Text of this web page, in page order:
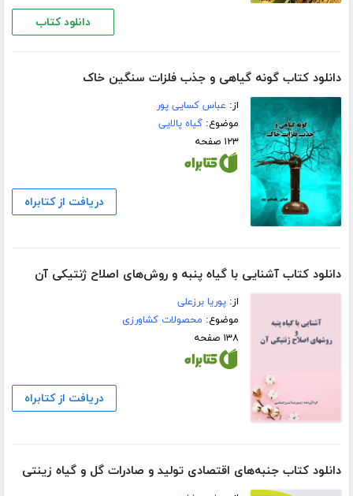
دانلود کتاب
دانلود کتاب گونه گیاهی و جذب فلزات سنگین خاک
از: عباس کسایی پور
موضوع:گیاه پالایی
۱۲۳ صفحه
دریافت از کتابراه
دانلود کتاب آشنایی با گیاه پنبه و روش‌های اصلاح ژنتیکی آن
از:پوریا برزعلی
موضوع: محصولات کشاورزی
۱۳۸ صفحه
دریافت از کتابراه
دانلود کتاب جنبه‌های اقتصادی تولید و صادرات گل و گیاه زینتی